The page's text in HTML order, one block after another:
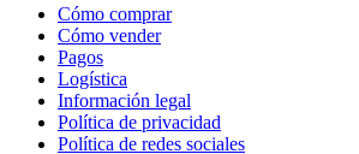
Cómo comprar
Cómo vender
Pagos
Logística
Información legal
Política de privacidad
Política de redes sociales